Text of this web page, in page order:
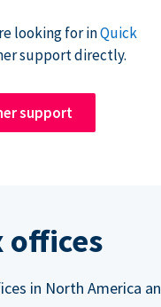
looking for inQuick
support directly.
support
offices
in North America